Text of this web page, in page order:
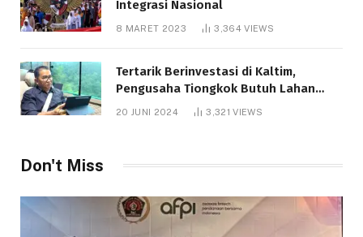
Integrasi Nasional
8 MARET 2023 3,364VIEWS
Tertarik Berinvestasi di Kaltim,
Pengusaha Tiongkok Butuh Lahan
1.000 Hektare
20 JUNI 2024 3,321VIEWS
Don't Miss